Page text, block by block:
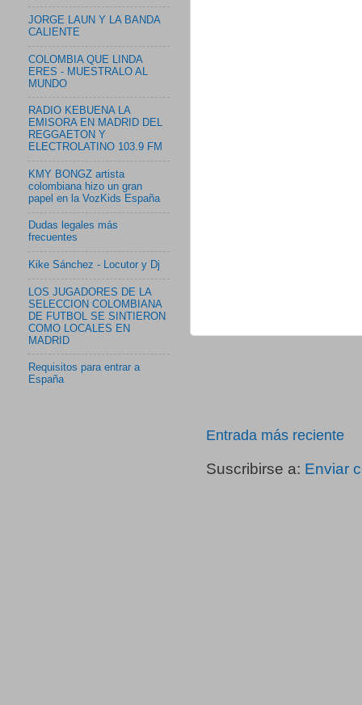
Entrada más reciente
Suscribirse a: Enviar
JORGE LAUN Y LA BANDA
CALIENTE
COLOMBIA QUE LINDA
ERES - MUESTRALO AL
MUNDO
RADIO KEBUENA LA
EMISORA EN MADRID DEL
REGGAETON Y
ELECTROLATINO 103.9 FM
KMY BONGZ artista
colombiana hizo un gran
papel en la VozKids España
Dudas legales más
frecuentes
Kike Sánchez - Locutor y Dj
LOS JUGADORES DE LA
SELECCION COLOMBIANA
DE FUTBOL SE SINTIERON
COMO LOCALES EN
MADRID
Requisitos para entrar a
España